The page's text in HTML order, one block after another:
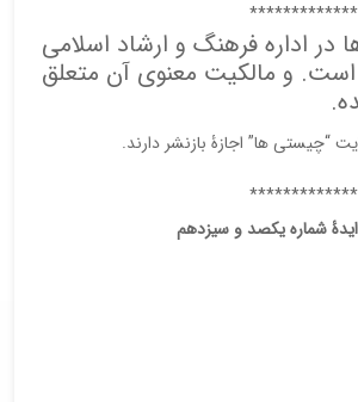
در اداره فرهنگ و ارشاد اسلامی
و مالکیت معنوی آن متعلق
“چیستی ها” اجازۀ بازنشر دارند.
ایدۀ شماره یکصد و سیزدهم